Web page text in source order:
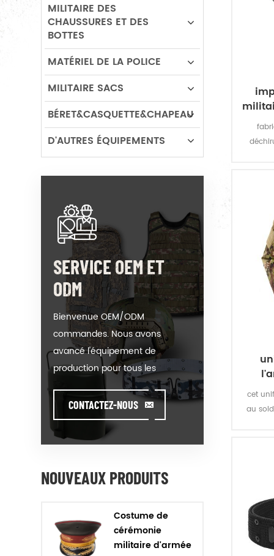
cet
au
MILITAIRE DES
CHAUSSURES ET DES
BOTTES
MATÉRIEL DE LA POLICE
MILITAIRE SACS
BÉRET&CASQUETTE&CHAPEAU
D'AUTRES ÉQUIPEMENTS
SERVICE OEM ET
ODM
Bienvenue OEM/ODM
commandes. Nous avons
avancé l'équipement de
production pour tous les
produits de notre catégorie. On
pourrait mettre votre logo sur
notre hot-vente de modèle ou
de vous aider à produire des
rencontrez toughissues. Nous
aidons notre client à valeur de
leurs produits en se tenant
debout sur la Créativité &
CONTACTEZ-NOUS
NOUVEAUX PRODUITS
Costume de
cérémonie
militaire d'armée